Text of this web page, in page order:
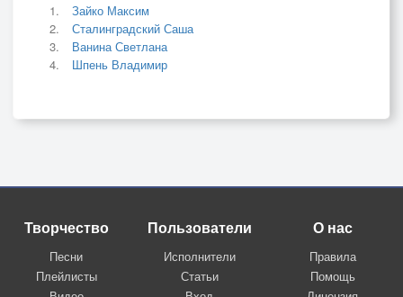
Зайко Максим
Сталинградский Саша
Ванина Светлана
Шпень Владимир
Творчество
Песни
Плейлисты
Пользователи
Исполнители
Статьи
О нас
Правила
Помощь